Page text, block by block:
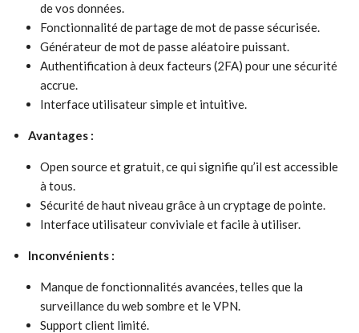
de vos données.
Fonctionnalité de partage de mot de passe sécurisée.
Générateur de mot de passe aléatoire puissant.
Authentification à deux facteurs (2FA) pour une sécurité
accrue.
Interface utilisateur simple et intuitive.
Avantages :
Open source et gratuit, ce qui signifie qu’il est accessible
à tous.
Sécurité de haut niveau grâce à un cryptage de pointe.
Interface utilisateur conviviale et facile à utiliser.
Inconvénients :
Manque de fonctionnalités avancées, telles que la
surveillance du web sombre et le VPN.
Support client limité.